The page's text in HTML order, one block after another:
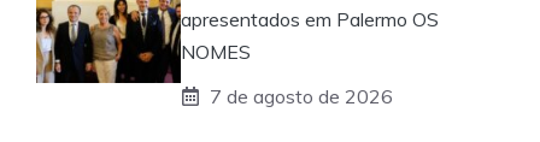
apresentados em Palermo OS
NOMES
7 de agosto de 2026